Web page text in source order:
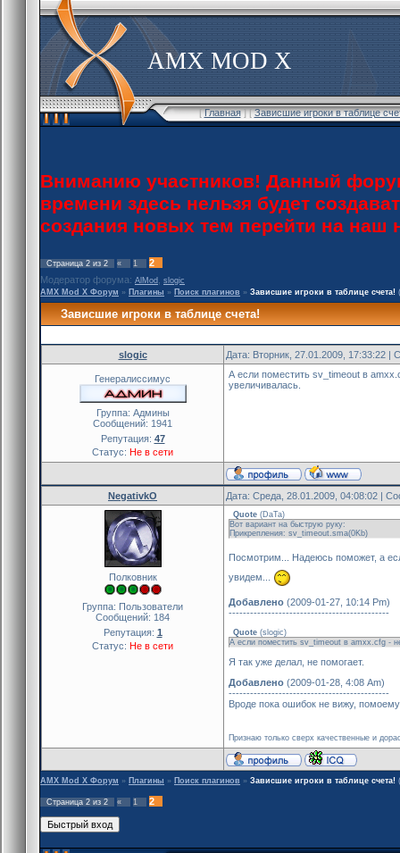
AMX MOD X
[Главная] [Зависшие игроки в таблице
Вниманию участников! Данный
времени здесь нельзя будет
создания новых тем перейти на
Страница 2 из 2 « 1
2
Модератор форума: AlMod
slogic
AMX Mod X Форум » Плагины » Поиск плагинов » Зависшие игроки в таблице счета!
Зависшие игроки в таблице счета!
slogic Дата: Вторник, 27.01.2009, 17:33:22 |
Генералиссимус
Группа: Админы
Сообщений: 1941
Репутация: 47
Статус: Не в сети
А если поместить sv_timeout в
увеличивалась.
NegativkO Дата: Среда, 28.01.2009, 04:08:02 |
Полковник
Группа: Пользователи
Сообщений: 184
Репутация: 1
Статус: Не в сети
Quote (DaTa)
Вот вариант на быструю руку:
Прикрепления: sv_timeout.sma(0Kb)
Посмотрим... Надеюсь поможет, а
увидем...
Добавлено (2009-01-27, 10:14 Pm)
---------------------------------------------
Quote (slogic)
А если поместить sv_timeout в amxx.cfg -
Я так уже делал, не помогает.
Добавлено (2009-01-28, 4:08 Am)
---------------------------------------------
Вроде пока ошибок не вижу,
Признаю только сверх качественные и
AMX Mod X Форум » Плагины » Поиск плагинов » Зависшие игроки в таблице счета!
Страница 2 из 2 « 1 2